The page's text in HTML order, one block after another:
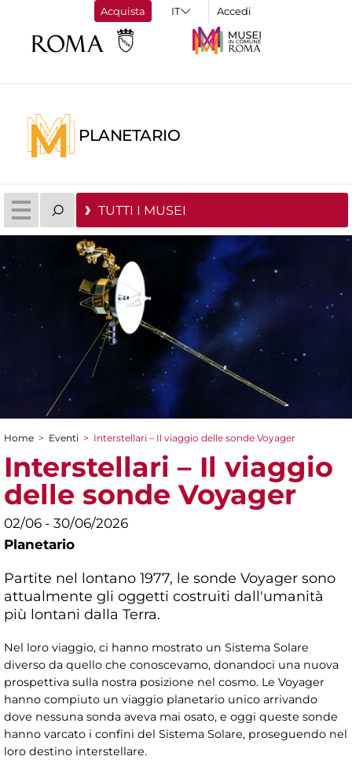
Acquista Accedi
PLANETARIO
TUTTI I MUSEI
Tu sei qui
Home > Eventi > Interstellari – Il viaggio delle sonde Voyager
Interstellari – Il viaggio
delle sonde Voyager
02/06 - 30/06/2026
Planetario
Partite nel lontano 1977, le sonde Voyager sono
attualmente gli oggetti costruiti dall'umanità
più lontani dalla Terra.
Nel loro viaggio, ci hanno mostrato un Sistema Solare
diverso da quello che conoscevamo, donandoci una nuova
prospettiva sulla nostra posizione nel cosmo. Le Voyager
hanno compiuto un viaggio planetario unico arrivando
dove nessuna sonda aveva mai osato, e oggi queste sonde
hanno varcato i confini del Sistema Solare, proseguendo nel
loro destino interstellare.